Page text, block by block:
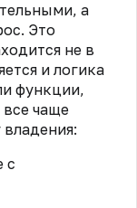
а
Это
не в
и логика
функции,
чаще
с